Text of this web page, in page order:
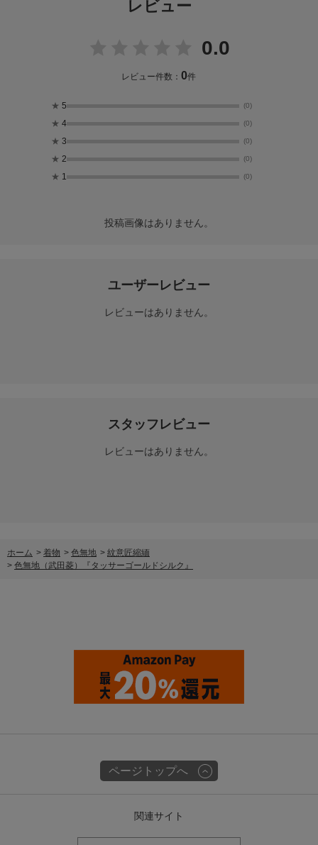
レビュー
0.0
レビュー件数：0件
★ 5 (0)
★ 4 (0)
★ 3 (0)
★ 2 (0)
★ 1 (0)
投稿画像はありません。
ユーザーレビュー
レビューはありません。
スタッフレビュー
レビューはありません。
ホーム > 着物 > 色無地 > 紋意匠縮緬
> 色無地（武田菱）『タッサーゴールドシルク』
ページトップへ
関連サイト